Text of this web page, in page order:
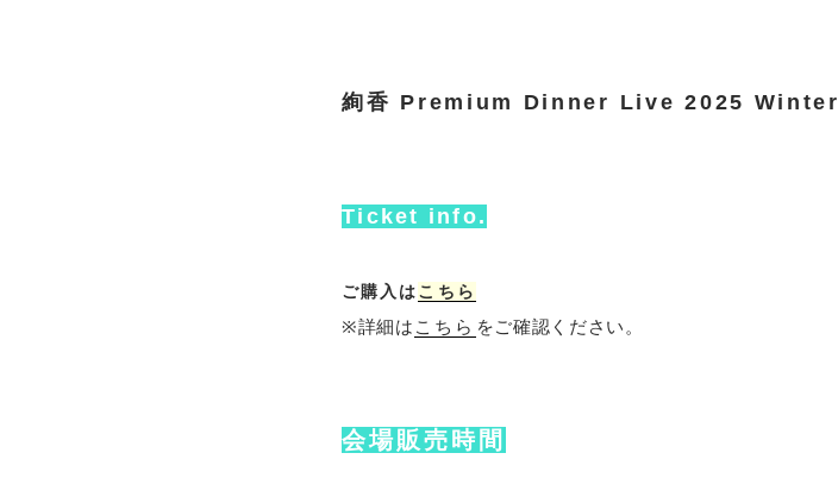
絢香 Premium Dinner Live 2025 Winter
Ticket info.
ご購入はこちら
※詳細は こちら をご確認ください。
会場販売時間